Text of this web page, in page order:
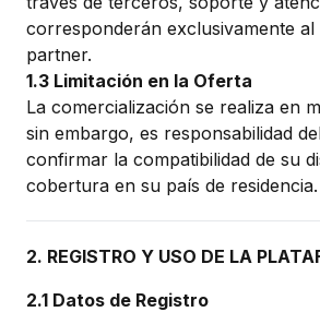
corresponderán exclusivamente
partner.
1.3 Limitación en la Oferta
La comercialización se realiza en
sin embargo, es responsabilidad
confirmar la compatibilidad de su
cobertura en su país de residencia.
2. REGISTRO Y USO DE LA
2.1 Datos de Registro